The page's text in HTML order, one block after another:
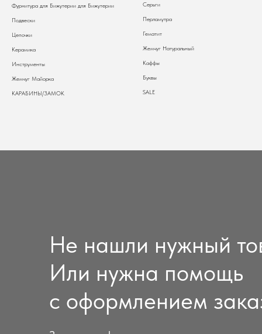
Фурнитура для Бижутерии для Бижутерии
Подвески
Цепочки
Керамика
Инструменты
Жемчуг Майорка
КАРАБИНЫ/ЗАМОК
Серьги
Перламутра
Гематит
Жемчуг Натуральный
Каффы
Буквы
SALE
Не нашли нужный
Или нужна помощь
с оформлением